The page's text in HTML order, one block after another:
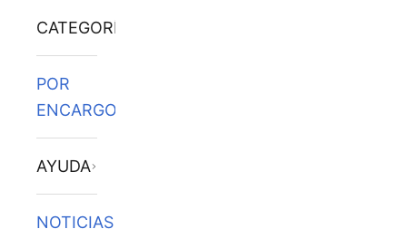
CATEGORÍAS
POR
ENCARGO
AYUDA
NOTICIAS